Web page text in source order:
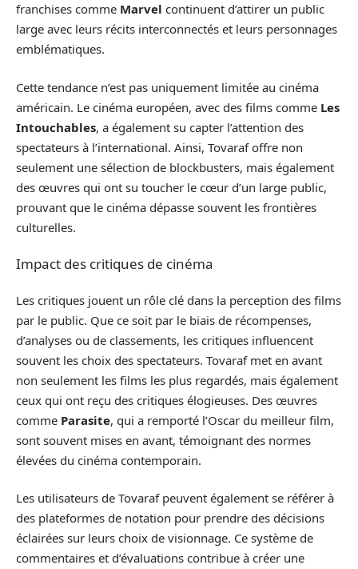
franchises comme Marvel continuent d’attirer un public
large avec leurs récits interconnectés et leurs personnages
emblématiques.
Cette tendance n’est pas uniquement limitée au cinéma
américain. Le cinéma européen, avec des films comme Les
Intouchables, a également su capter l’attention des
spectateurs à l’international. Ainsi, Tovaraf offre non
seulement une sélection de blockbusters, mais également
des œuvres qui ont su toucher le cœur d’un large public,
prouvant que le cinéma dépasse souvent les frontières
culturelles.
Impact des critiques de cinéma
Les critiques jouent un rôle clé dans la perception des films
par le public. Que ce soit par le biais de récompenses,
d’analyses ou de classements, les critiques influencent
souvent les choix des spectateurs. Tovaraf met en avant
non seulement les films les plus regardés, mais également
ceux qui ont reçu des critiques élogieuses. Des œuvres
comme Parasite, qui a remporté l’Oscar du meilleur film,
sont souvent mises en avant, témoignant des normes
élevées du cinéma contemporain.
Les utilisateurs de Tovaraf peuvent également se référer à
des plateformes de notation pour prendre des décisions
éclairées sur leurs choix de visionnage. Ce système de
commentaires et d’évaluations contribue à créer une